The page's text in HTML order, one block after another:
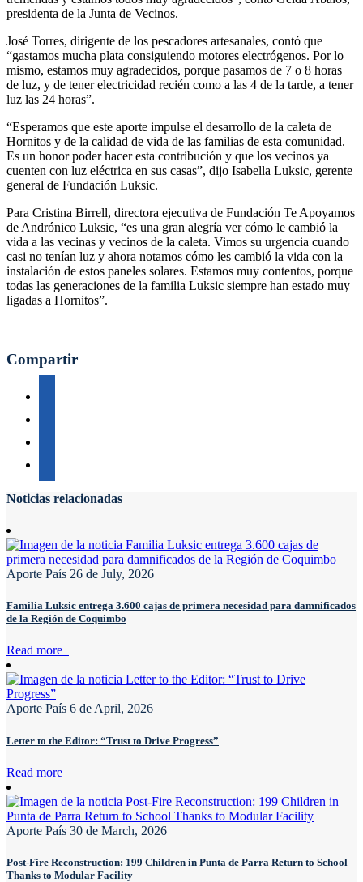
presidenta de la Junta de Vecinos.
José Torres, dirigente de los pescadores artesanales, contó que
“gastamos mucha plata consiguiendo motores electrógenos. Por lo
mismo, estamos muy agradecidos, porque pasamos de 7 o 8 horas
de luz, y de tener electricidad recién como a las 4 de la tarde, a tener
luz las 24 horas”.
“Esperamos que este aporte impulse el desarrollo de la caleta de
Hornitos y de la calidad de vida de las familias de esta comunidad.
Es un honor poder hacer esta contribución y que los vecinos ya
cuenten con luz eléctrica en sus casas”, dijo Isabella Luksic, gerente
general de Fundación Luksic.
Para Cristina Birrell, directora ejecutiva de Fundación Te Apoyamos
de Andrónico Luksic, “es una gran alegría ver cómo le cambió la
vida a las vecinas y vecinos de la caleta. Vimos su urgencia cuando
casi no tenían luz y ahora notamos cómo les cambió la vida con la
instalación de estos paneles solares. Estamos muy contentos, porque
todas las generaciones de la familia Luksic siempre han estado muy
ligadas a Hornitos”.
Compartir
Noticias relacionadas
Aporte País 26 de July, 2026
Familia Luksic entrega 3.600 cajas de primera necesidad para damnificados
de la Región de Coquimbo
Read more
Aporte País 6 de April, 2026
Letter to the Editor: “Trust to Drive Progress”
Read more
Aporte País 30 de March, 2026
Post-Fire Reconstruction: 199 Children in Punta de Parra Return to School
Thanks to Modular Facility